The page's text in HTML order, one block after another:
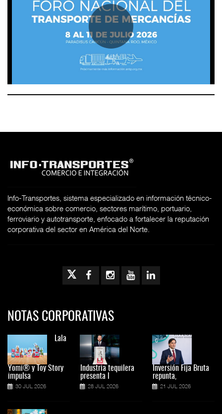
Info-Transportes, sistema especializado en información técnico-
económica sobre comercio, sectores marítimo, portuario,
ferroviario y autotransporte, enfocado a fortalecer la reputación
corporativa del sector en América del Norte.
NOTAS CORPORATIVAS
Lala
Yomi® y Toy Story
impulsa
30 JUL 2026
Industria tequilera
presenta l
28 JUL 2026
Inversión Fija Bruta
repunta,
21 JUL 2026